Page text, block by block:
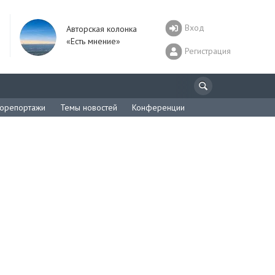
Авторская колонка
«Есть мнение»
Вход
Регистрация
Темы новостей Конференции